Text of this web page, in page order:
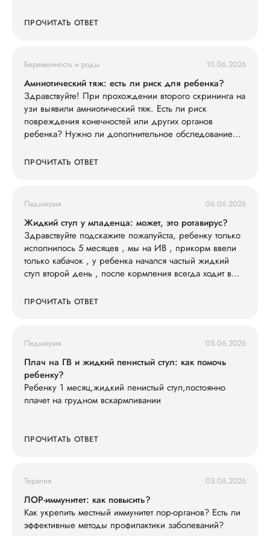
ПРОЧИТАТЬ ОТВЕТ
Беременность и роды 10.06.2026
Амниотический тяж: есть ли риск для ребенка?
Здравствуйте! При прохождении второго скрининга на
узи выявили амниотический тяж. Есть ли риск
повреждения конечностей или других органов
ребенка? Нужно ли дополнительное обследование
ПРОЧИТАТЬ ОТВЕТ
Педиатрия 06.06.2026
Жидкий стул у младенца: может, это ротавирус?
Здравствуйте подскажите пожалуйста, ребенку только
исполнилось 5 месяцев , мы на ИВ , прикорм ввели
только кабачок , у ребенка начался частый жидкий
стул второй день , после кормления всегда ходит в
и кушать не простит , раньше кричал просил спустя 3-
быть ротовирус у младшего , и как его лечить .
Анализы сдавали , кровь хорошая сказали только
гемоглобин понижен , подскажите что делать ?
ПРОЧИТАТЬ ОТВЕТ
Педиатрия 05.06.2026
Плач на ГВ и жидкий пенистый стул: как помочь
ребенку?
Ребенку 1 месяц,жидкий пенистый стул,постоянно
плачет на грудном вскармливании
ПРОЧИТАТЬ ОТВЕТ
Терапия 03.06.2026
ЛОР-иммунитет: как повысить?
Как укрепить местный иммунитет лор-органов? Есть ли
эффективные методы профилактики заболеваний?